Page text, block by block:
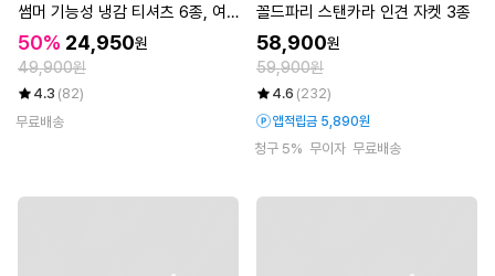
썸머 기능성 냉감 티셔츠 6종, 여
성
50% 24,950원
49,900원
4.3 (82)
무료배송
꼴드파리 스탠카라 인견 자켓 3종
58,900원
59,900원
4.6 (232)
앱적립금 5,890원
청구 5% 무이자 무료배송